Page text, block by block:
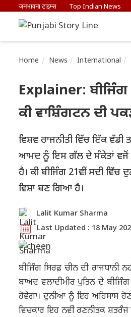
जनभावना टाइम्स Top Indian News
Home News International
Explainer:
ਕੀ ਵਾਸ਼ਿੰਗਟਨ ਦੀ
ਵਿਸ਼ਵ ਰਾਜਨੀਤੀ ਵਿੱਚ ਇੱਕ ਵੱਡੀ
ਆਮਦ ਨੂੰ ਇਸ ਗੱਲ ਦੇ ਸੰਕੇਤਾਂ ਵਜੋਂ
ਹੈ। ਕੀ ਬੀਜਿੰਗ 21ਵੀਂ ਸਦੀ
ਵਿਸ਼ਾ ਬਣ ਗਿਆ ਹੈ।
Lalit Kumar Sharma
Last Updated : 18 May
ਬੀਜਿੰਗ ਸਿਰਫ਼ ਚੀਨ ਦੀ ਰਾਜਧਾਨੀ
ਬਾਅਦ ਵਲਾਦੀਮੀਰ ਪੁਤਿਨ ਦੇ
ਹੋਵੇਗਾ। ਦੁਨੀਆ ਨੂੰ ਇਹ ਅਹਿਸਾਸ
ਵਿਚਕਾਰ ਇਹ ਨਵੀਂ ਰਣਨੀਤਕ